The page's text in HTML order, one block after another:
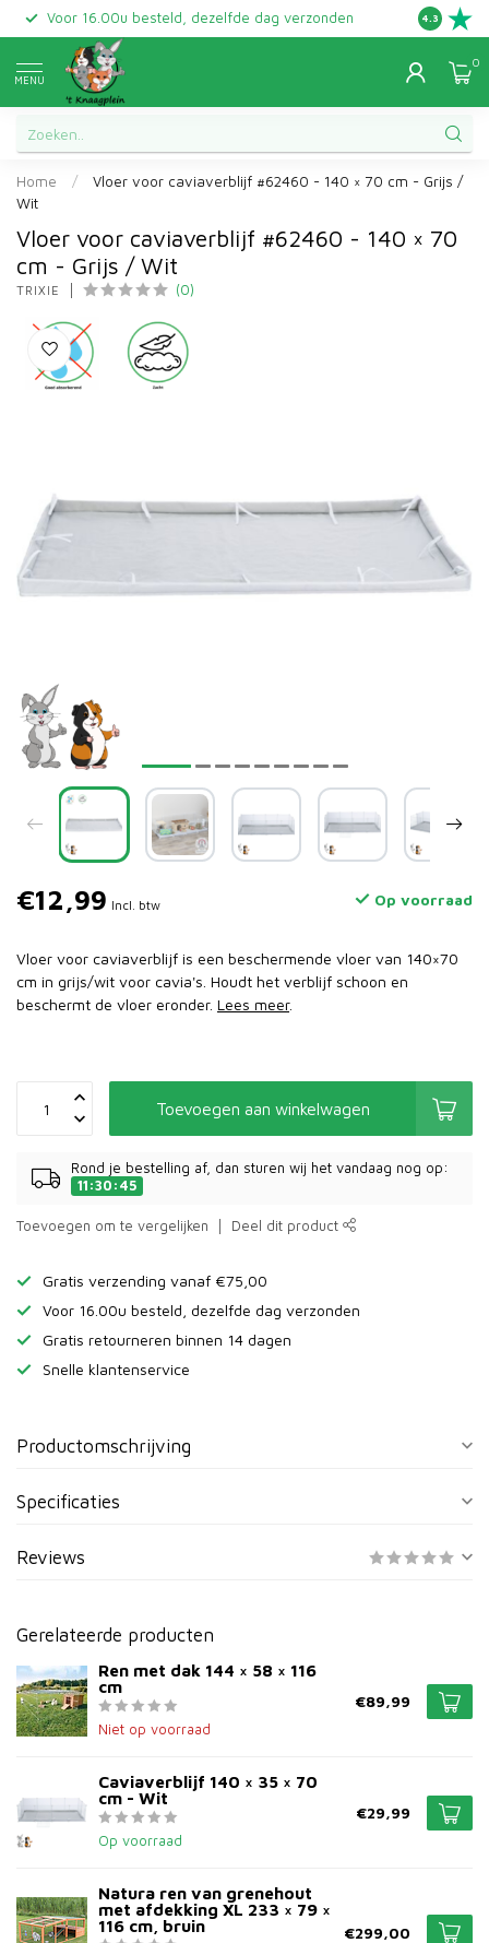
Voor 16.00u besteld, dezelfde dag verzonden Gratis
4.3
MENU
0
Home /
Vloer voor caviaverblijf #62460 - 140 × 70 cm - Grijs /
Wit
Vloer voor caviaverblijf #62460 - 140 × 70
cm - Grijs / Wit
TRIXIE (0)
€12,99 Incl. btw Op voorraad
Vloer voor caviaverblijf is een beschermende vloer van 140×70
cm in grijs/wit voor cavia's. Houdt het verblijf schoon en
beschermt de vloer eronder. Lees meer.
Toevoegen aan winkelwagen
Rond je bestelling af, dan sturen wij het vandaag nog op:
11:30:45
Toevoegen om te vergelijken Deel dit product
Gratis verzending vanaf €75,00
Voor 16.00u besteld, dezelfde dag verzonden
Gratis retourneren binnen 14 dagen
Snelle klantenservice
Productomschrijving
Specificaties
Reviews
Gerelateerde producten
Ren met dak 144 × 58 × 116
cm
Niet op voorraad
€89,99
Caviaverblijf 140 × 35 × 70
cm - Wit
Op voorraad
€29,99
Natura ren van grenehout
met afdekking XL 233 × 79 ×
116 cm, bruin
€299,00